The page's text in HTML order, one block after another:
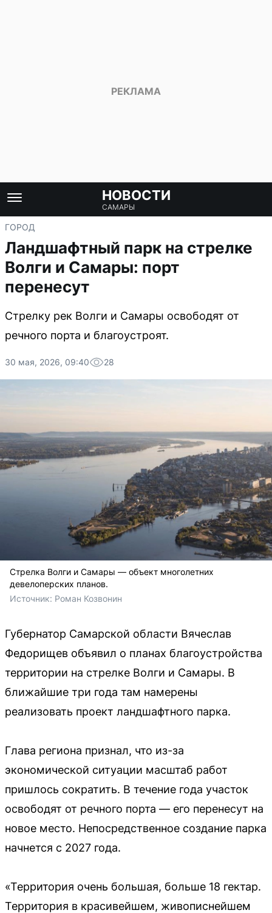
НОВОСТИ
САМАРЫ
ГОРОД
Ландшафтный парк на стрелке
Волги и Самары: порт
перенесут
Стрелку рек Волги и Самары освободят от
речного порта и благоустроят.
30 мая, 2026, 09:40 28
Стрелка Волги и Самары — объект многолетних
девелоперских планов.
Источник: Роман Козвонин
Губернатор Самарской области Вячеслав
Федорищев объявил о планах благоустройства
территории на стрелке Волги и Самары. В
ближайшие три года там намерены
реализовать проект ландшафтного парка.
Глава региона признал, что из-за
экономической ситуации масштаб работ
пришлось сократить. В течение года участок
освободят от речного порта — его перенесут на
новое место. Непосредственное создание парка
начнется с 2027 года.
«Территория очень большая, больше 18 гектар.
Территория в красивейшем, живописнейшем